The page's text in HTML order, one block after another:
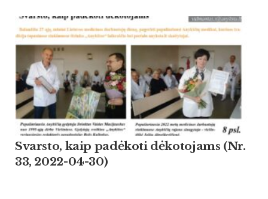
Svarsto, kaip padėkoti dėkotojams (Nr.
33, 2022-04-30)